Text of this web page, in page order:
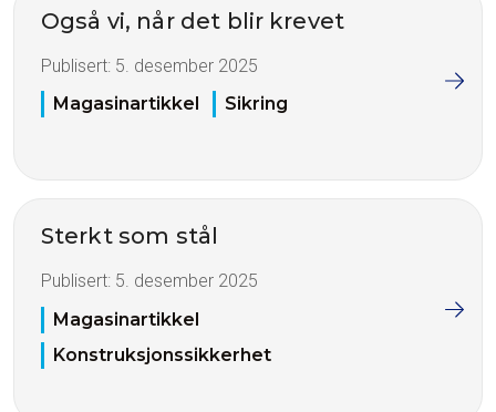
Også vi, når det blir krevet
Publisert: 5. desember 2025
Magasinartikkel
Sikring
Sterkt som stål
Publisert: 5. desember 2025
Magasinartikkel
Konstruksjonssikkerhet